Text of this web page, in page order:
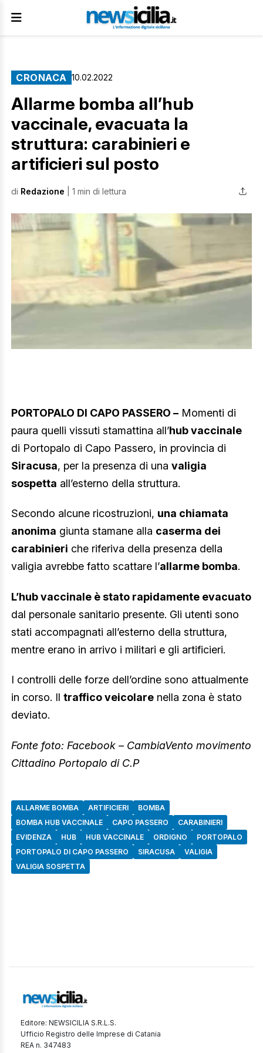
CRONACA 10.02.2022
Allarme bomba all’hub
vaccinale, evacuata la
struttura: carabinieri e
artificieri sul posto
di Redazione | 1 min di lettura
PORTOPALO DI CAPO PASSERO – Momenti di
paura quelli vissuti stamattina all’hub vaccinale
di Portopalo di Capo Passero, in provincia di
Siracusa, per la presenza di una valigia
sospetta all’esterno della struttura.
Secondo alcune ricostruzioni, una chiamata
anonima giunta stamane alla caserma dei
carabinieri che riferiva della presenza della
valigia avrebbe fatto scattare l’allarme bomba.
L’hub vaccinale è stato rapidamente evacuato
dal personale sanitario presente. Gli utenti sono
stati accompagnati all’esterno della struttura,
mentre erano in arrivo i militari e gli artificieri.
I controlli delle forze dell’ordine sono attualmente
in corso. Il traffico veicolare nella zona è stato
deviato.
Fonte foto: Facebook – CambiaVento movimento
Cittadino Portopalo di C.P
ALLARME BOMBA ARTIFICIERI
BOMBA
BOMBA HUB VACCINALE
CAPO PASSERO
CARABINIERI
EVIDENZA
HUB HUB VACCINALE ORDIGNO
PORTOPALO
PORTOPALO DI CAPO PASSERO
SIRACUSA
VALIGIA
VALIGIA SOSPETTA
Editore: NEWSICILIA S.R.L.S.
Ufficio Registro delle Imprese di Catania
REA n. 347483